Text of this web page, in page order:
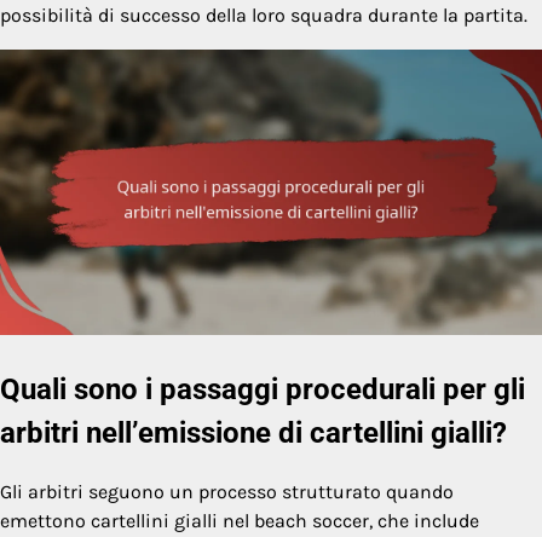
possibilità di successo della loro squadra durante la partita.
Quali sono i passaggi procedurali per gli
arbitri nell’emissione di cartellini gialli?
Gli arbitri seguono un processo strutturato quando
emettono cartellini gialli nel beach soccer, che include